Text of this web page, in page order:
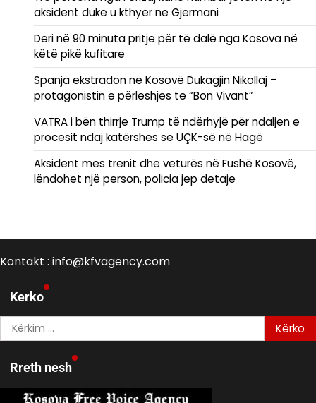
aksident duke u kthyer në Gjermani
Deri në 90 minuta pritje për të dalë nga Kosova në
këtë pikë kufitare
Spanja ekstradon në Kosovë Dukagjin Nikollaj –
protagonistin e përleshjes te “Bon Vivant”
VATRA i bën thirrje Trump të ndërhyjë për ndaljen e
procesit ndaj katërshes së UÇK-së në Hagë
Aksident mes trenit dhe veturës në Fushë Kosovë,
lëndohet një person, policia jep detaje
Kontakt : info@kfvagency.com
Kerko
Kërko
për:
Rreth nesh